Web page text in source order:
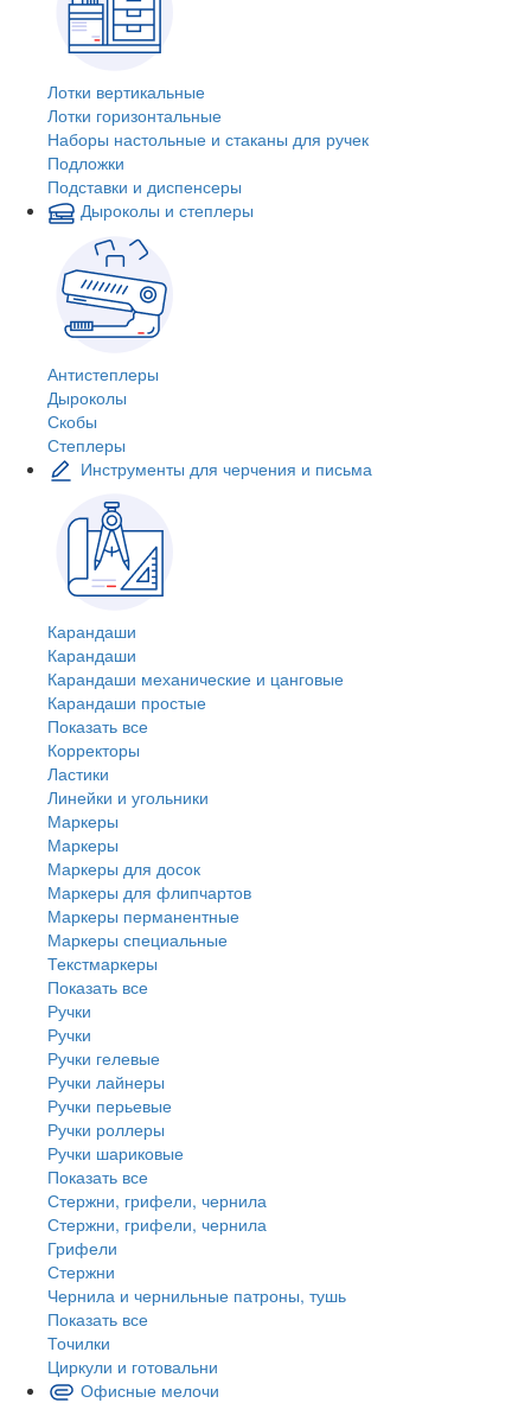
Лотки вертикальные
Лотки горизонтальные
Наборы настольные и стаканы для ручек
Подложки
Подставки и диспенсеры
Дыроколы и степлеры
Антистеплеры
Дыроколы
Скобы
Степлеры
Инструменты для черчения и письма
Карандаши
Карандаши
Карандаши механические и цанговые
Карандаши простые
Показать все
Корректоры
Ластики
Линейки и угольники
Маркеры
Маркеры
Маркеры для досок
Маркеры для флипчартов
Маркеры перманентные
Маркеры специальные
Текстмаркеры
Показать все
Ручки
Ручки
Ручки гелевые
Ручки лайнеры
Ручки перьевые
Ручки роллеры
Ручки шариковые
Показать все
Стержни, грифели, чернила
Стержни, грифели, чернила
Грифели
Стержни
Чернила и чернильные патроны, тушь
Показать все
Точилки
Циркули и готовальни
Офисные мелочи